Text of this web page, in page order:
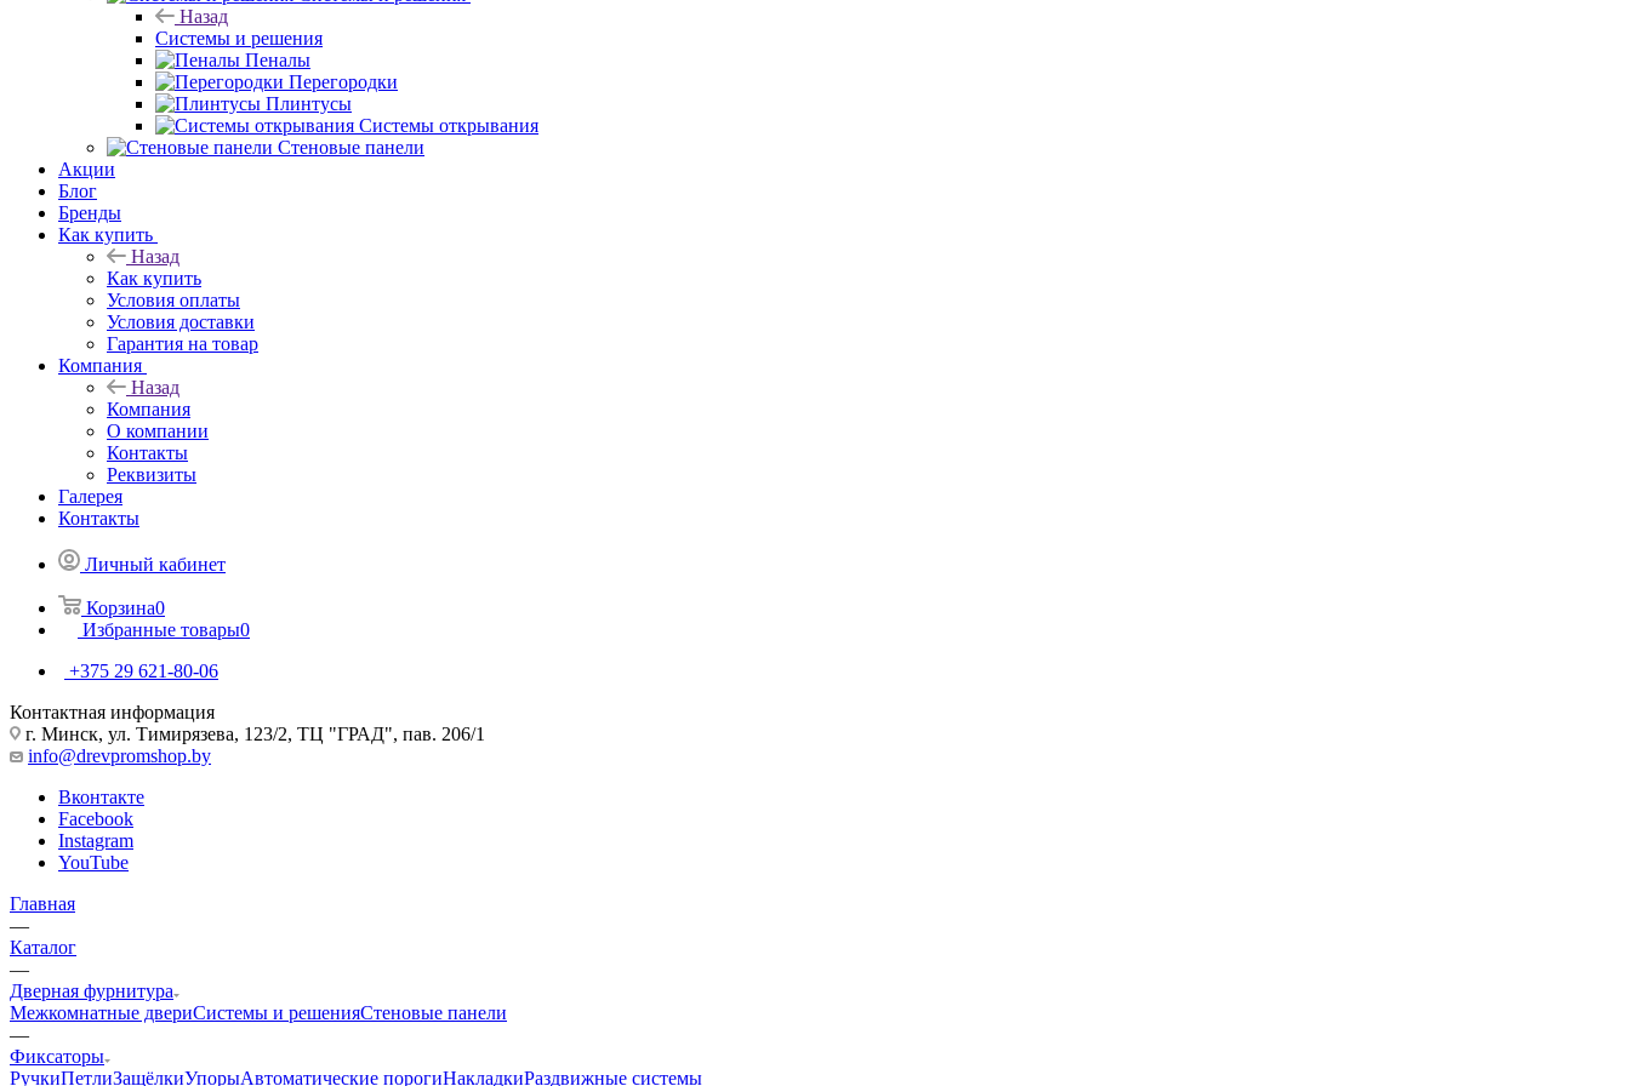
Назад
Системы и решения
Пеналы
Перегородки
Плинтусы
Системы открывания
Стеновые панели
Акции
Блог
Бренды
Как купить
Назад
Как купить
Условия оплаты
Условия доставки
Гарантия на товар
Компания
Назад
Компания
О компании
Контакты
Реквизиты
Галерея
Контакты
Личный кабинет
Корзина0
Избранные товары0
+375 29 621-80-06
Контактная информация
г. Минск, ул. Тимирязева, 123/2, ТЦ "ГРАД", пав. 206/1
info@drevpromshop.by
Вконтакте
Facebook
Instagram
YouTube
Главная
—
Каталог
—
Дверная фурнитура
Межкомнатные двериСистемы и решенияСтеновые панели
—
Фиксаторы
РучкиПетлиЗащёлкиУпорыАвтоматические порогиНакладкиРаздвижные системы